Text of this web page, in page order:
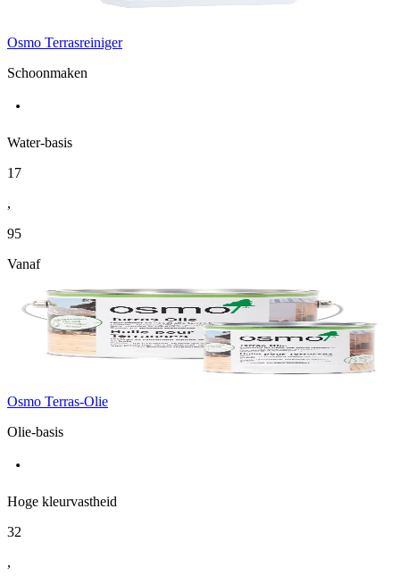
Osmo Terrasreiniger
Schoonmaken
Water-basis
17
,
95
Vanaf
Osmo Terras-Olie
Olie-basis
Hoge kleurvastheid
32
,